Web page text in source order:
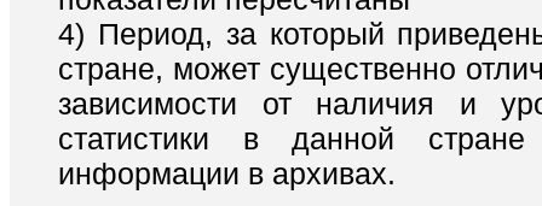
4) Период, за который
стране, может существенно
зависимости от наличия и
статистики в данной
информации в архивах.